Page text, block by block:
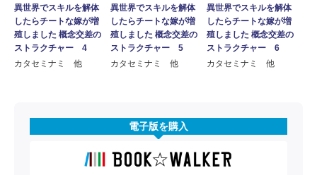
異世界でスキルを解体
したらチートな嫁が増
殖しました 概念交差の
ストラクチャー 4
カタセミナミ 他
異世界でスキルを解体
したらチートな嫁が増
殖しました 概念交差の
ストラクチャー 5
カタセミナミ 他
異世界でスキルを解体
したらチートな嫁が増
殖しました 概念交差の
ストラクチャー 6
カタセミナミ 他
電子版を購入